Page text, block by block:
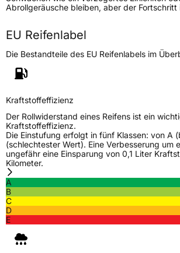
ModellnameVantra Transit RA58
Fahrzeugart
Transporter
ZustandNeureifen
C-ReifenJa
EU Label
Abrollgeräusche bleiben, aber der
EU Reifenlabel
Die Bestandteile des EU Reifenlabels im
Kraftstoffeffizienz
Der Rollwiderstand eines Reifens ist ein
Kraftstoffeffizienz.
Die Einstufung erfolgt in fünf Klassen: von A
(schlechtester Wert). Eine Verbesserung um
ungefähr eine Einsparung von 0,1 Liter
Kilometer.
A
B
C
D
E